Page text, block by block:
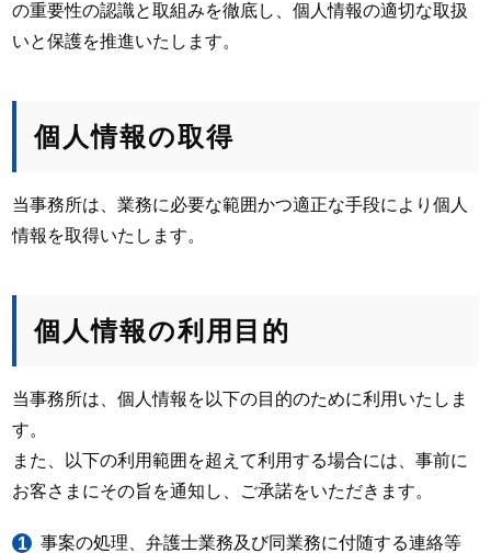
の重要性の認識と取組みを徹底し、個人情報の適切な取扱
いと保護を推進いたします。
個人情報の取得
当事務所は、業務に必要な範囲かつ適正な手段により個人
情報を取得いたします。
個人情報の利用目的
当事務所は、個人情報を以下の目的のために利用いたしま
す。
また、以下の利用範囲を超えて利用する場合には、事前に
お客さまにその旨を通知し、ご承諾をいただきます。
事案の処理、弁護士業務及び同業務に付随する連絡等